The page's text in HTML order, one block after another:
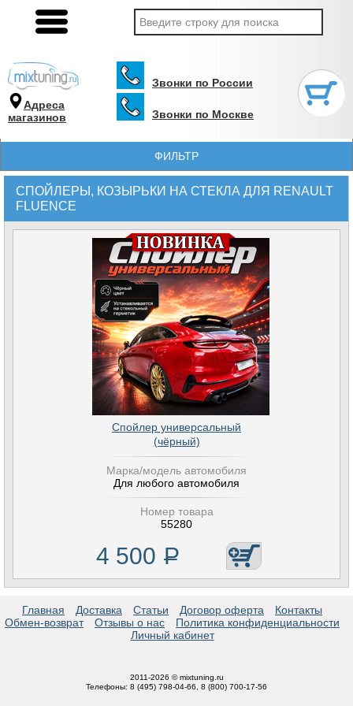
Адреса
магазинов
Звонки по России
Звонки по Москве
ФИЛЬТР
СПОЙЛЕРЫ, КОЗЫРЬКИ НА СТЕКЛА ДЛЯ RENAULT
FLUENCE
Спойлер универсальный
(чёрный)
Марка/модель автомобиля
Для любого автомобиля
Номер товара
55280
4 500 Р
Главная Доставка Статьи Договор оферта
Контакты
Обмен-возврат
Отзывы о нас
Политика конфиденциальности
Личный кабинет
2011-2026 © mixtuning.ru
Телефоны: 8 (495) 798-04-66, 8 (800) 700-17-56